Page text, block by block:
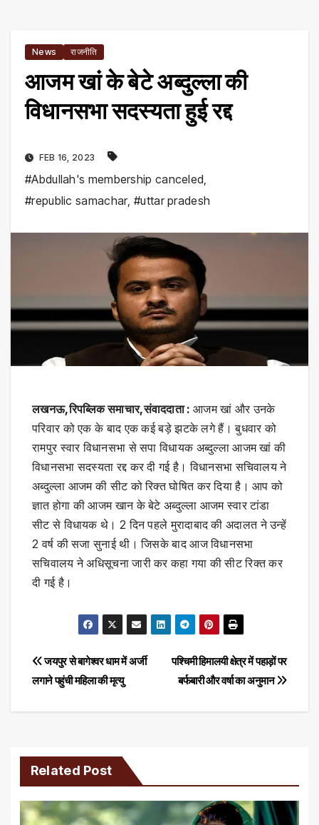
News राजनीति
आजम खां के बेटे अब्दुल्ला की
विधानसभा सदस्यता हुई रद्द
FEB 16, 2023
#Abdullah's membership canceled,
#republic samachar,#uttar pradesh
लखनऊ,रिपब्लिक समाचार,संवाददाता : आजम खां और उनके
परिवार को एक के बाद एक कई बड़े झटके लगे हैं। बुधवार को
रामपुर स्वार विधानसभा से सपा विधायक अब्दुल्ला आजम खां की
विधानसभा सदस्यता रद्द कर दी गई है। विधानसभा सचिवालय ने
अब्दुल्ला आजम की सीट को रिक्त घोषित कर दिया है। आप को
ज्ञात होगा की आजम खान के बेटे अब्दुल्ला आजम स्वार टांडा
सीट से विधायक थे। 2 दिन पहले मुरादाबाद की अदालत ने उन्हें
2 वर्ष की सजा सुनाई थी। जिसके बाद आज विधानसभा
सचिवालय ने अधिसूचना जारी कर कहा गया की सीट रिक्त कर
दी गई है।
Post
navigation
पश्चिमी हिमालयी क्षेत्र में पहाड़ों पर
बर्फबारी और वर्षा का अनुमान
जयपुर से बागेश्वर धाम में अर्जी
लगाने पहुंची महिला की मृत्यु
Related Post